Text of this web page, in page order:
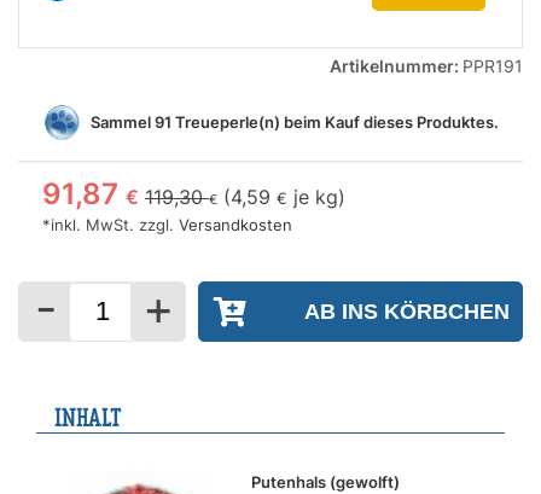
Artikelnummer: PPR191
Sammel 91 Treueperle(n) beim Kauf dieses Produktes.
91,87 € 119,30€ (4,59 € je kg)
*inkl. MwSt. zzgl. Versandkosten
- +
INHALT
Putenhals (gewolft)